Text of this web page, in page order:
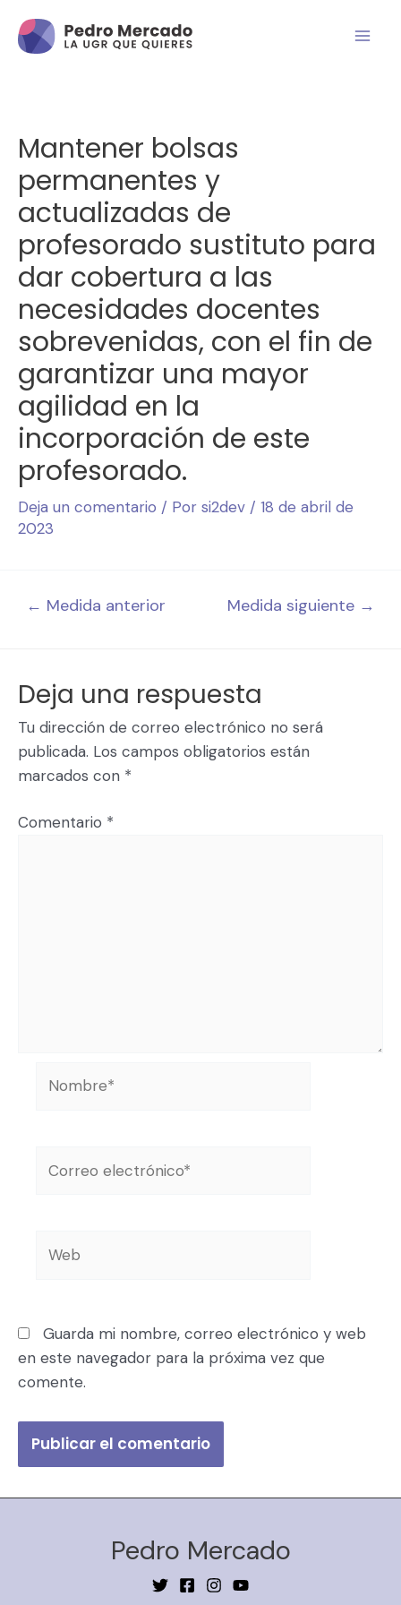
Mantener bolsas
permanentes y
actualizadas de
profesorado sustituto para
dar cobertura a las
necesidades docentes
sobrevenidas, con el fin de
garantizar una mayor
agilidad en la
incorporación de este
profesorado.
Deja un comentario / Por si2dev / 18 de abril de
2023
← Medida anterior Medida siguiente →
Deja una respuesta
Tu dirección de correo electrónico no será
publicada. Los campos obligatorios están
marcados con *
Comentario *
Guarda mi nombre, correo electrónico y web
en este navegador para la próxima vez que
comente.
Pedro Mercado